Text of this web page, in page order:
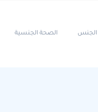
الصحة الجنسية